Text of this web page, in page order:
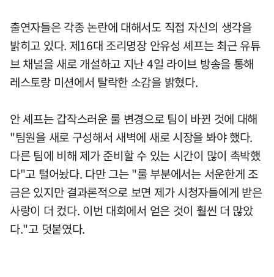
출연자들은 각종 논란에 대해서도 직접 자신의 생각을
밝히고 있다. 제16대 조리명장 안유성 셰프는 최근 유튜
브 채널을 새로 개설하고 지난 4일 라이브 방송을 통해
레스토랑 미션에서 탈락한 소감을 밝혔다.
안 셰프는 갑작스러운 룰 변경으로 팀이 바뀐 것에 대해
"팀원을 새로 구성해서 새벽에 새로 시장을 봐야 했다.
다른 팀에 비해 제가 준비할 수 있는 시간이 많이 촉박했
다"고 털어놨다. 다만 그는 "룰 부분에서는 서운한게 조
금은 있지만 결과론적으로 보면 제가 시청자들에게 받은
사랑이 더 컸다. 이번 대회에서 얻은 것이 훨씬 더 많았
다."고 덧붙였다.